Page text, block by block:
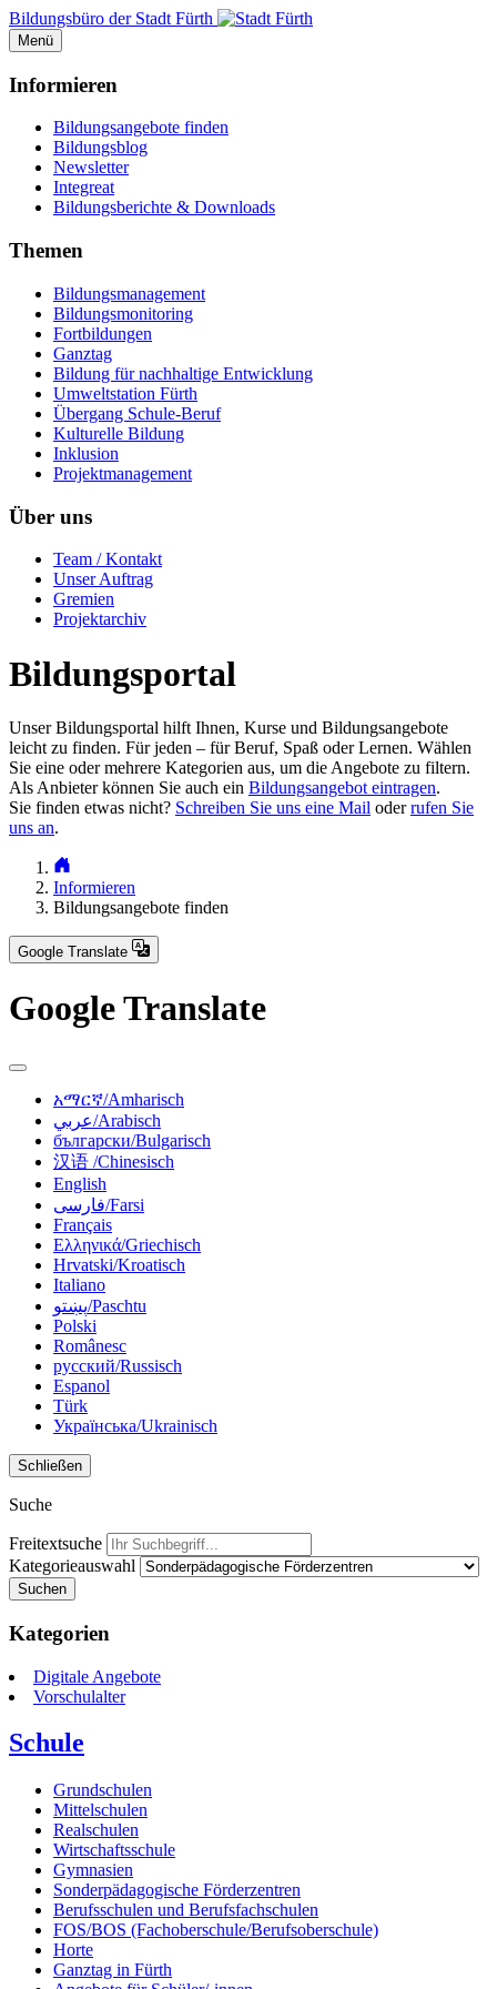
Bildungsbüro der Stadt Fürth
Menü
Informieren
Bildungsangebote finden
Bildungsblog
Newsletter
Integreat
Bildungsberichte & Downloads
Themen
Bildungsmanagement
Bildungsmonitoring
Fortbildungen
Ganztag
Bildung für nachhaltige Entwicklung
Umweltstation Fürth
Übergang Schule-Beruf
Kulturelle Bildung
Inklusion
Projektmanagement
Über uns
Team / Kontakt
Unser Auftrag
Gremien
Projektarchiv
Bildungsportal
Unser Bildungsportal hilft Ihnen, Kurse und Bildungsangebote
leicht zu finden. Für jeden – für Beruf, Spaß oder Lernen. Wählen
Sie eine oder mehrere Kategorien aus, um die Angebote zu filtern.
Als Anbieter können Sie auch ein Bildungsangebot eintragen.
Sie finden etwas nicht? Schreiben Sie uns eine Mail oderrufen Sie
uns an.
Informieren
Bildungsangebote finden
Google Translate
Google Translate
አማርኛ/Amharisch
عربي/Arabisch
български/Bulgarisch
汉语 /Chinesisch
English
فارسی/Farsi
Français
Ελληνικά/Griechisch
Hrvatski/Kroatisch
Italiano
پښتو/Paschtu
Polski
Românesc
русский/Russisch
Espanol
Türk
Українська/Ukrainisch
Schließen
Suche
Freitextsuche
Kategorieauswahl
Suchen
Kategorien
Digitale Angebote
Vorschulalter
Schule
Grundschulen
Mittelschulen
Realschulen
Wirtschaftsschule
Gymnasien
Sonderpädagogische Förderzentren
Berufsschulen und Berufsfachschulen
FOS/BOS (Fachoberschule/Berufsoberschule)
Horte
Ganztag in Fürth